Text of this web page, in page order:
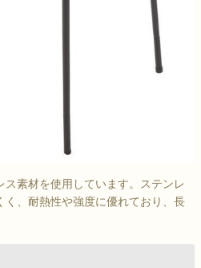
素材を使用しています。ステンレ
く、耐熱性や強度に優れており、長